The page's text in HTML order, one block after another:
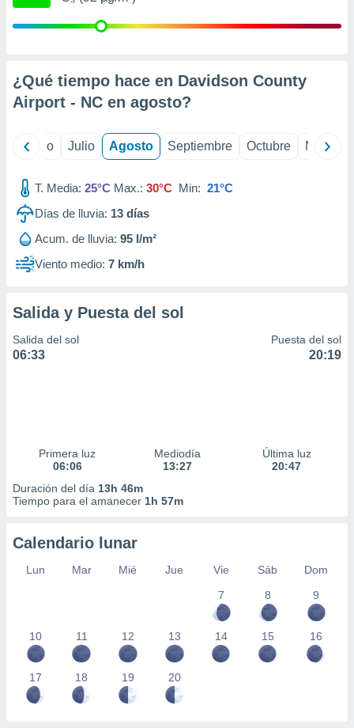
publicidad
publicidad
1199
¿Qué tiempo hace en Davidson County
Airport - NC en agosto?
Junio Julio Agosto Septiembre Octubre
T. Media: 25°C Max.: 30°C Min: 21°C
Días de lluvia: 13 días
Acum. de lluvia: 95 l/m²
Viento medio: 7 km/h
Salida y Puesta del sol
Salida del sol
06:33
Puesta del sol
20:19
Primera luz
06:06
Mediodía
13:27
Última luz
20:47
Duración del día 13h 46m
Tiempo para el amanecer 1h 57m
Calendario lunar
Lun Mar Mié Jue Vie Sáb
Dom
7
8 9
10 11 12 13 14 15 16
17 18 19 20